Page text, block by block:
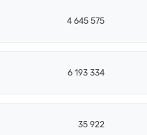
4 645 575
6 193 334
35 922